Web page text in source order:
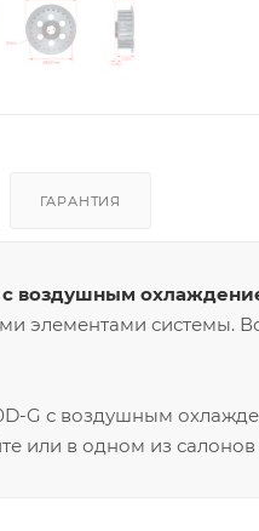
ГАРАНТИЯ
с воздушным
элементами системы.
G с воздушным
или в одном из салонов